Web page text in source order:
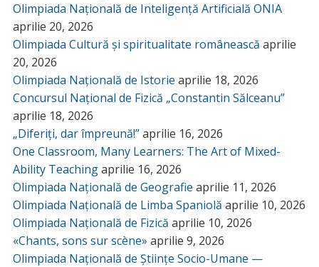
Olimpiada Națională de Inteligență Artificială ONIA
aprilie 20, 2026
Olimpiada Cultură și spiritualitate românească aprilie
20, 2026
Olimpiada Națională de Istorie aprilie 18, 2026
Concursul Național de Fizică „Constantin Sălceanu”
aprilie 18, 2026
„Diferiți, dar împreună!”aprilie 16, 2026
One Classroom, Many Learners: The Art of Mixed-
Ability Teachingaprilie 16, 2026
Olimpiada Națională de Geografie aprilie 11, 2026
Olimpiada Națională de Limba Spaniolă aprilie 10, 2026
Olimpiada Națională de Fizică aprilie 10, 2026
«Chants, sons sur scène» aprilie 9, 2026
Olimpiada Națională de Științe Socio-Umane —